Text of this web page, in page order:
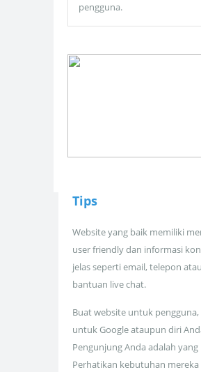
pengguna.
Tips
Website yang baik memiliki
user friendly dan informasi
jelas seperti email, telepon atau
bantuan live chat.
Buat website untuk
untuk Google ataupun diri
Pengunjung Anda adalah
Perhatikan kebutuhan mereka